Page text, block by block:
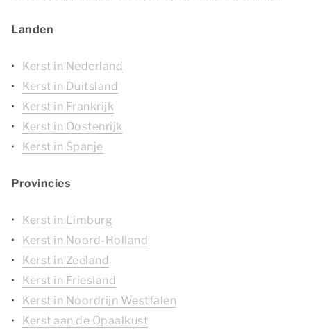
Landen
Kerst in Nederland
Kerst in Duitsland
Kerst in Frankrijk
Kerst in Oostenrijk
Kerst in Spanje
Provincies
Kerst in Limburg
Kerst in Noord-Holland
Kerst in Zeeland
Kerst in Friesland
Kerst in Noordrijn Westfalen
Kerst aan de Opaalkust